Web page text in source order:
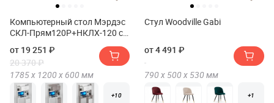
Компьютерный стол Мэрдэс
СКЛ-Прям120Р+НКЛХ-120 со
надстройкой+бокс
от 19 251 ₽
20 370 ₽
1785 х 1200 х 600 мм
+10
Стул Woodville Gabi
от 4 491 ₽
790 х 500 х 530 мм
+1